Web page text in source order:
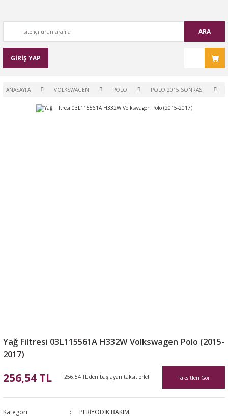
ARA
GİRİŞ YAP
ANASAYFA VOLKSWAGEN POLO POLO 2015 SONRASI
Yağ Filtresi 03L115561A H332W Volkswagen Polo (2015-
2017)
256,54 TL 256,54 TL den başlayan taksitlerle!! Taksitleri Gör
Kategori
PERİYODİK BAKIM